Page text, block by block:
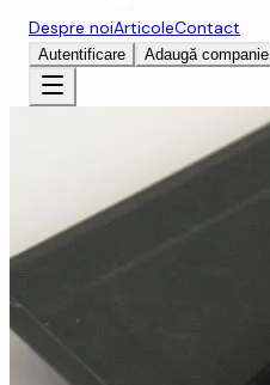
Despre noiArticoleContact
Autentificare Adaugă companie